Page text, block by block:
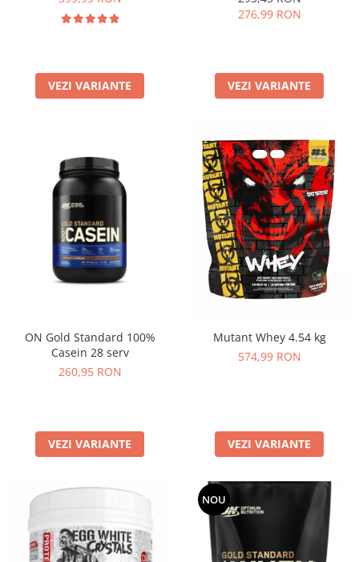
VEZI VARIANTE
276,99 RON
VEZI VARIANTE
ON Gold Standard 100%
Casein 28 serv
260,95 RON
VEZI VARIANTE
Mutant Whey 4.54 kg
574,99 RON
VEZI VARIANTE
NOU